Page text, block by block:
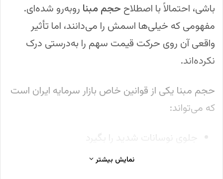
باشی، احتمالاً با اصطلاح حجم مبنا روبه‌رو شده‌ای.
مفهومی که خیلی‌ها اسمش را می‌دانند، اما تأثیر
واقعی آن روی حرکت قیمت سهم را به‌درستی درک
نکرده‌اند.
حجم مبنا یکی از قوانین خاص بازار سرمایه ایران است
که می‌تواند:
جلوی نوسانات شدید را بگیرد
یا برعکس، باعث شود قیمت یک سهم روزها
نمایش بیشتر